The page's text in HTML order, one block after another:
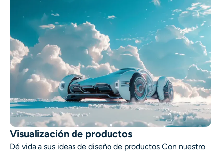
Visualización de productos
Dé vida a sus ideas de diseño de productos Con nuestro